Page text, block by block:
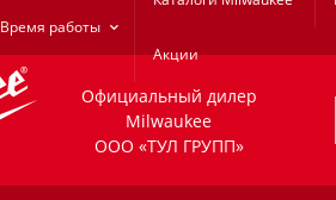
Время работы
Акции
Официальный дилер
Milwaukee
ООО «ТУЛ ГРУПП»